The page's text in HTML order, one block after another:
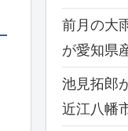
前月の大
が愛知県
池見拓郎
近江八幡